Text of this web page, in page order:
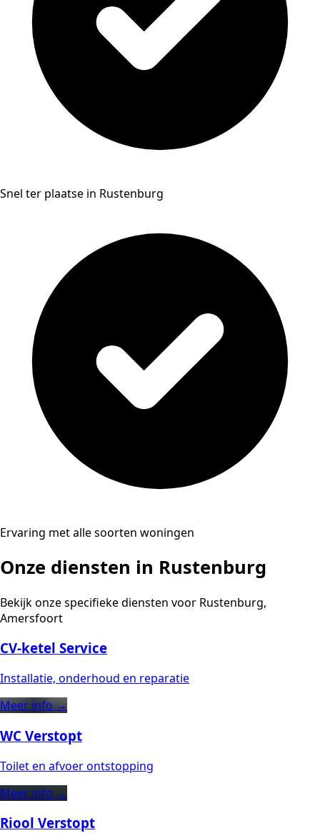
Snel ter plaatse in Rustenburg
Ervaring met alle soorten woningen
Onze diensten in Rustenburg
Bekijk onze specifieke diensten voor Rustenburg,
Amersfoort
CV-ketel Service
Installatie, onderhoud en reparatie
Meer info →
WC Verstopt
Toilet en afvoer ontstopping
Meer info →
Riool Verstopt